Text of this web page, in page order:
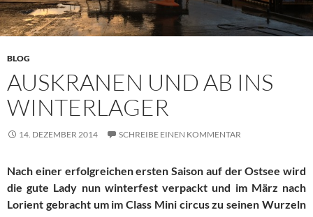
BLOG
AUSKRANEN UND AB INS
WINTERLAGER
14. DEZEMBER 2014 SCHREIBE EINEN KOMMENTAR
Nach einer erfolgreichen ersten Saison auf der Ostsee wird
die gute Lady nun winterfest verpackt und im März nach
Lorient gebracht um im Class Mini circus zu seinen Wurzeln